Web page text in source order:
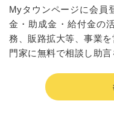
Myタウンページに会員
金・助成金・給付金の
務、販路拡大等、事業
門家に無料で相談し助